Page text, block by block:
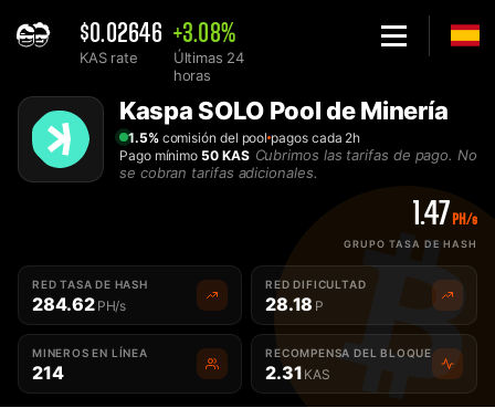
$0.02646
KAS rate
+3.08%
Últimas 24
horas
Home
Solo Kaspa KAS Pool de Minería - 2Miners
Kaspa SOLO Pool de Minería
1.5%comisión del pool pagos cada 2h
Pago mínimo50 KAS Cubrimos las tarifas de pago. No
se cobran tarifas adicionales.
1.47 PH/s
GRUPO TASA DE HASH
RED TASA DE HASH
284.62 PH/s
RED DIFICULTAD
28.18 P
MINEROS EN LÍNEA
214
RECOMPENSA DEL BLOQUE
2.31 KAS